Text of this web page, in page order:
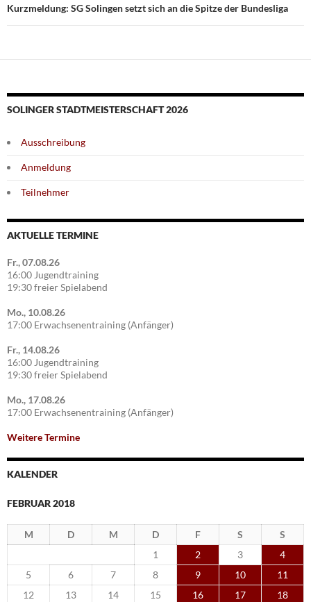
Kurzmeldung: SG Solingen setzt sich an die Spitze der Bundesliga
SOLINGER STADTMEISTERSCHAFT 2026
Ausschreibung
Anmeldung
Teilnehmer
AKTUELLE TERMINE
Fr., 07.08.26
16:00 Jugendtraining
19:30 freier Spielabend
Mo., 10.08.26
17:00 Erwachsenentraining (Anfänger)
Fr., 14.08.26
16:00 Jugendtraining
19:30 freier Spielabend
Mo., 17.08.26
17:00 Erwachsenentraining (Anfänger)
Weitere Termine
KALENDER
FEBRUAR 2018
M D M D F S
S
1
2 3
4
5
6 7 8 9 10
11
12
13 14 15 16 17
18